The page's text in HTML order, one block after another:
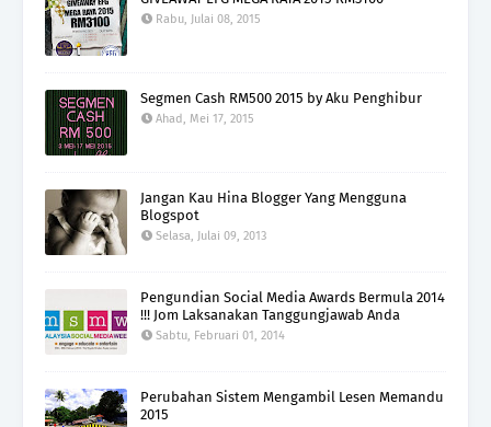
Rabu, Julai 08, 2015
Segmen Cash RM500 2015 by Aku Penghibur
Ahad, Mei 17, 2015
Jangan Kau Hina Blogger Yang Mengguna
Blogspot
Selasa, Julai 09, 2013
Pengundian Social Media Awards Bermula 2014
!!! Jom Laksanakan Tanggungjawab Anda
Sabtu, Februari 01, 2014
Perubahan Sistem Mengambil Lesen Memandu
2015